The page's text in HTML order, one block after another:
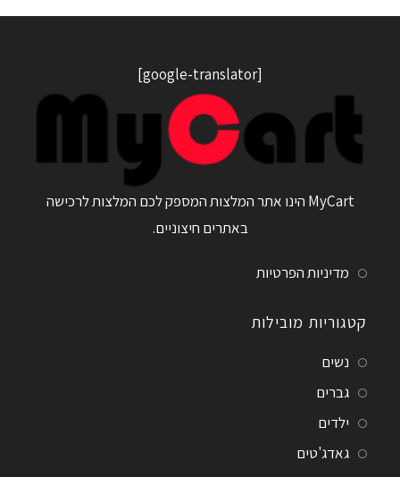
[google-translator]
MyCart הינו אתר המלצות המספק לכם המלצות לרכישה
באתרים חיצוניים.
מדיניות הפרטיות
קטגוריות מובילות
נשים
גברים
ילדים
גאדג'טים